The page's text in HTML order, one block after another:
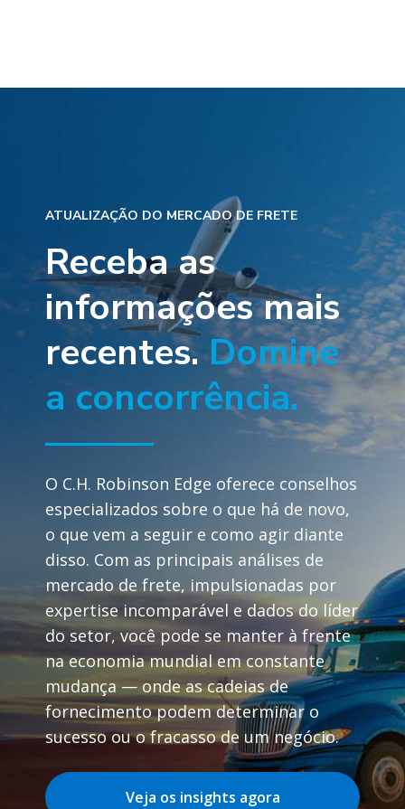
ATUALIZAÇÃO DO MERCADO DE FRETE
Receba as
informações mais
recentes.Domine
a concorrência.
O C.H. Robinson Edge oferece conselhos
especializados sobre o que há de novo,
o que vem a seguir e como agir diante
disso. Com as principais análises de
mercado de frete, impulsionadas por
expertise incomparável e dados do líder
do setor, você pode se manter à frente
na economia mundial em constante
mudança — onde as cadeias de
fornecimento podem determinar o
sucesso ou o fracasso de um negócio.
Veja os insights agora